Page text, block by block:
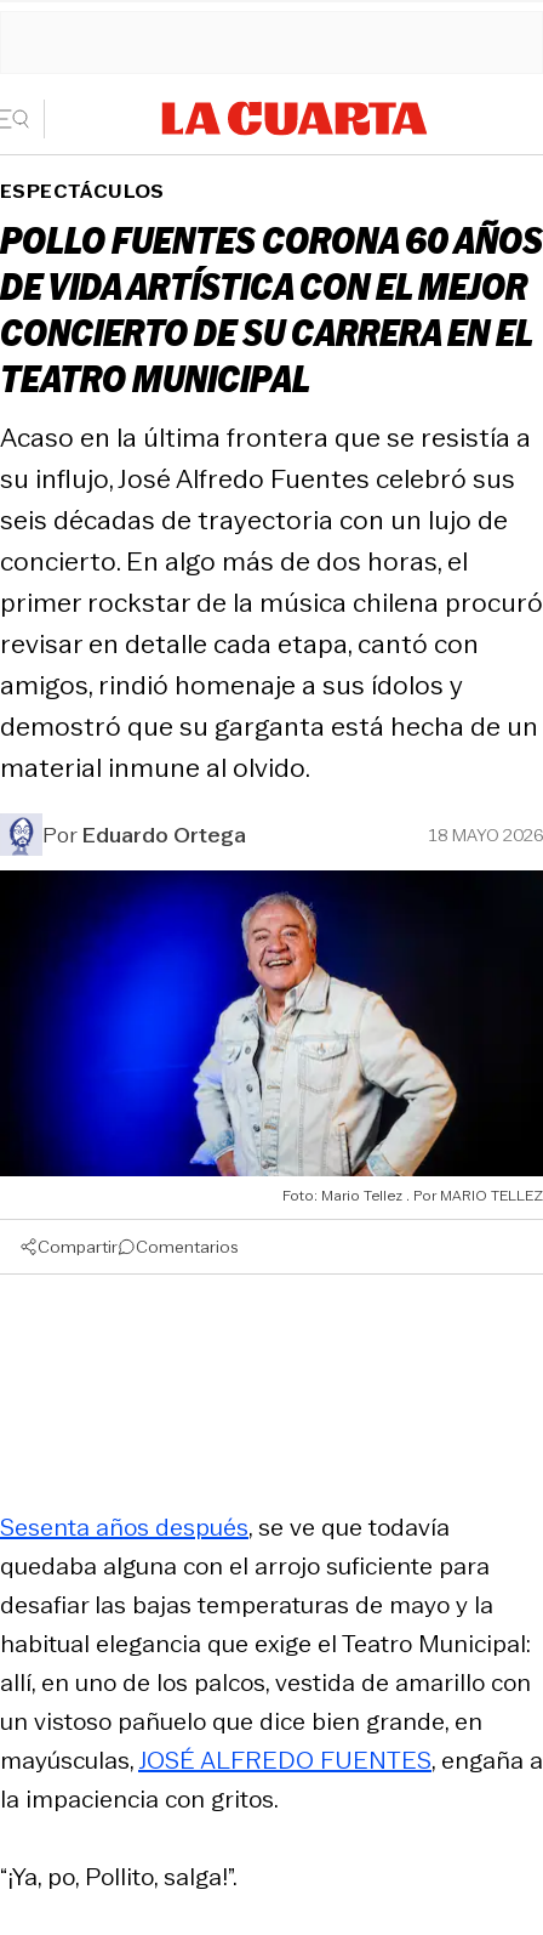
ESPECTÁCULOS
POLLO FUENTES CORONA 60 AÑOS
DE VIDA ARTÍSTICA CON EL MEJOR
CONCIERTO DE SU CARRERA EN EL
TEATRO MUNICIPAL
Acaso en la última frontera que se resistía a
su influjo, José Alfredo Fuentes celebró sus
seis décadas de trayectoria con un lujo de
concierto. En algo más de dos horas, el
primer rockstar de la música chilena procuró
revisar en detalle cada etapa, cantó con
amigos, rindió homenaje a sus ídolos y
demostró que su garganta está hecha de un
material inmune al olvido.
PorEduardo Ortega 18 MAYO 2026
Foto: Mario Tellez MARIO TELLEZ
Compartir Comentarios
Sesenta años después, se ve que todavía
quedaba alguna con el arrojo suficiente para
desafiar las bajas temperaturas de mayo y la
habitual elegancia que exige el Teatro Municipal:
allí, en uno de los palcos, vestida de amarillo con
un vistoso pañuelo que dice bien grande, en
mayúsculas,JOSÉ ALFREDO FUENTES, engaña a
la impaciencia con gritos.
“¡Ya, po, Pollito, salga!”.